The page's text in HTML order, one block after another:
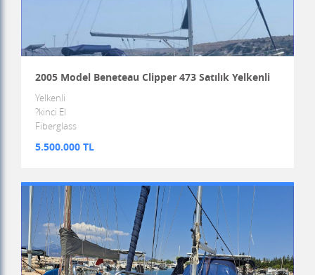
2005 Model Beneteau Clipper 473 Satılık Yelkenli
Yelkenli
?kinci El
Fiberglass
5.500.000 TL